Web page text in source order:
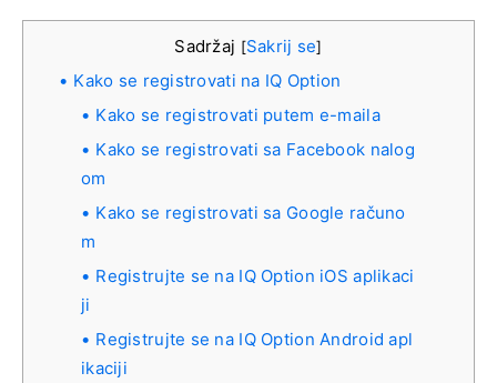
Sadržaj [Sakrij se]
Kako se registrovati na IQ Option
Kako se registrovati putem e-maila
Kako se registrovati sa Facebook nalog
om
Kako se registrovati sa Google računo
m
Registrujte se na IQ Option iOS aplikaci
ji
Registrujte se na IQ Option Android apl
ikaciji